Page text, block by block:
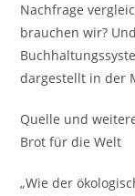
Nachfrage
brauchen wir?
dargestellt in der
Quelle und
Brot für die Welt
„Wie der